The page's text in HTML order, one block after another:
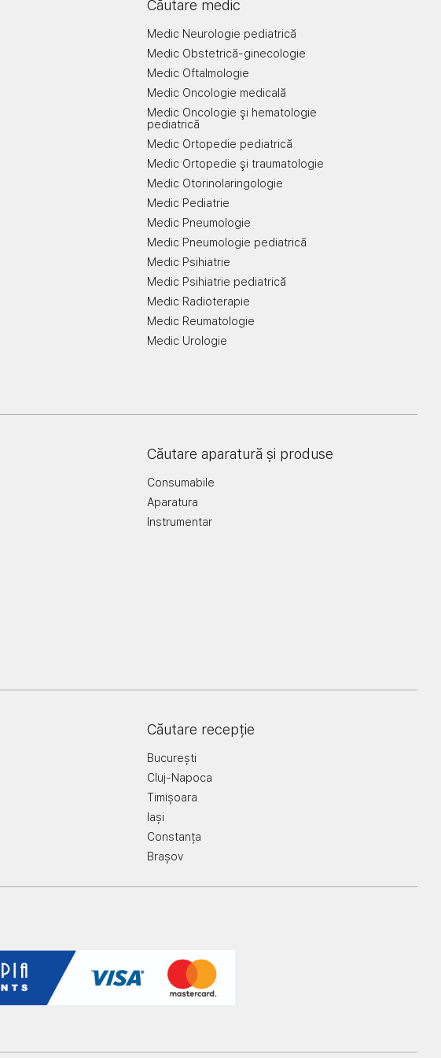
Căutare medic
Medic Neurologie pediatrică
Medic Obstetrică-ginecologie
Medic Oftalmologie
Medic Oncologie medicală
Medic Oncologie şi hematologie
pediatrică
Medic Ortopedie pediatrică
Medic Ortopedie şi traumatologie
Medic Otorinolaringologie
Medic Pediatrie
Medic Pneumologie
Medic Pneumologie pediatrică
Medic Psihiatrie
Medic Psihiatrie pediatrică
Medic Radioterapie
Medic Reumatologie
Medic Urologie
Căutare aparatură și produse
Consumabile
Aparatura
Instrumentar
Căutare recepție
București
Cluj-Napoca
Timișoara
Iași
Constanța
Brașov